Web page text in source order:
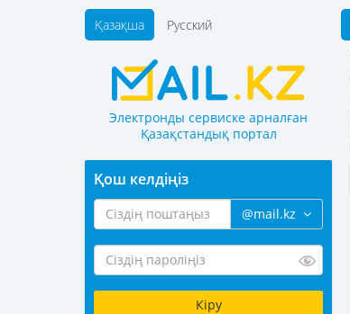
Қазақша Русский
Электронды сервиске арналған
Қазақстандық портал
Қош келдіңіз
@mail.kz